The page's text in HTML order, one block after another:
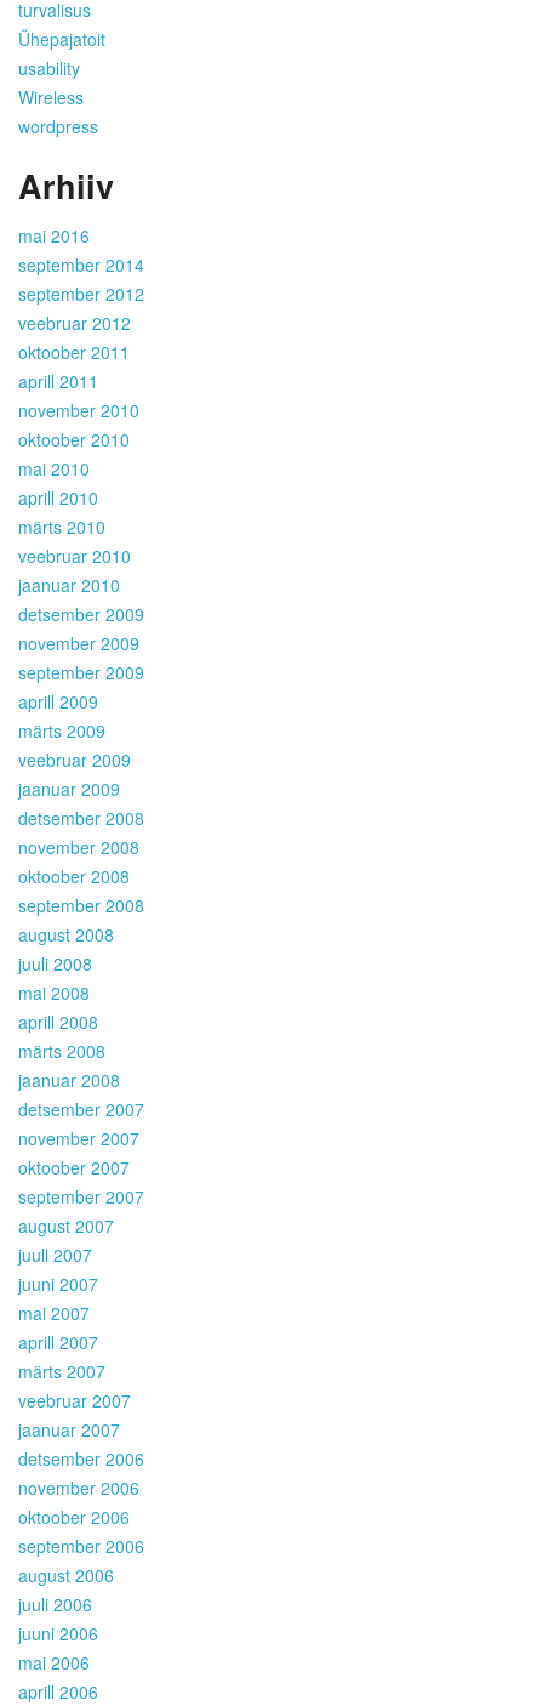
turvalisus
Ühepajatoit
usability
Wireless
wordpress
Arhiiv
mai 2016
september 2014
september 2012
veebruar 2012
oktoober 2011
aprill 2011
november 2010
oktoober 2010
mai 2010
aprill 2010
märts 2010
veebruar 2010
jaanuar 2010
detsember 2009
november 2009
september 2009
aprill 2009
märts 2009
veebruar 2009
jaanuar 2009
detsember 2008
november 2008
oktoober 2008
september 2008
august 2008
juuli 2008
mai 2008
aprill 2008
märts 2008
jaanuar 2008
detsember 2007
november 2007
oktoober 2007
september 2007
august 2007
juuli 2007
juuni 2007
mai 2007
aprill 2007
märts 2007
veebruar 2007
jaanuar 2007
detsember 2006
november 2006
oktoober 2006
september 2006
august 2006
juuli 2006
juuni 2006
mai 2006
aprill 2006